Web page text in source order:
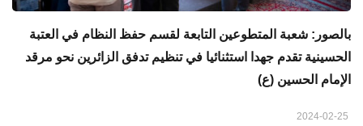
بالصور: شعبة المتطوعين التابعة لقسم حفظ النظام في العتبة
الحسينية تقدم جهدا استثنائيا في تنظيم تدفق الزائرين نحو مرقد
الإمام الحسين (ع)